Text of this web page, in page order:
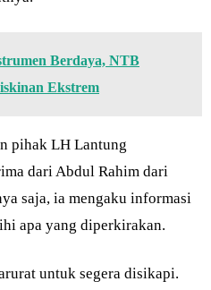
Berdaya, NTB
Ekstrem
pihak LH Lantung
dari Abdul Rahim dari
saja, ia mengaku informasi
apa yang diperkirakan.
untuk segera disikapi.